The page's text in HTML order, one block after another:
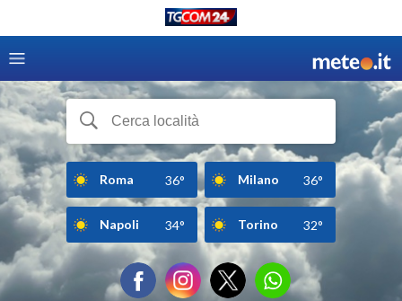
Roma 36° Milano 36°
Napoli 34° Torino 32°